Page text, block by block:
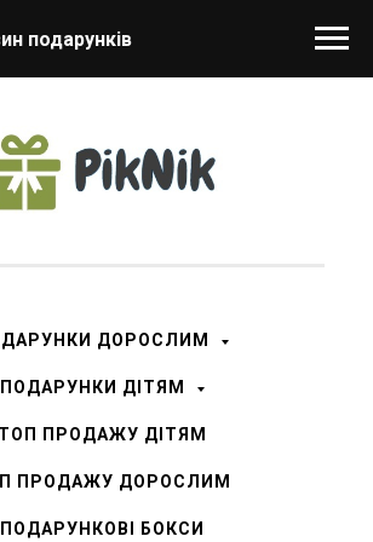
подарунків
ДОРОСЛИМ
ПОДАРУНКИ ДІТЯМ
ТОП ПРОДАЖУ ДІТЯМ
ПРОДАЖУ ДОРОСЛИМ
ПОДАРУНКОВІ БОКСИ